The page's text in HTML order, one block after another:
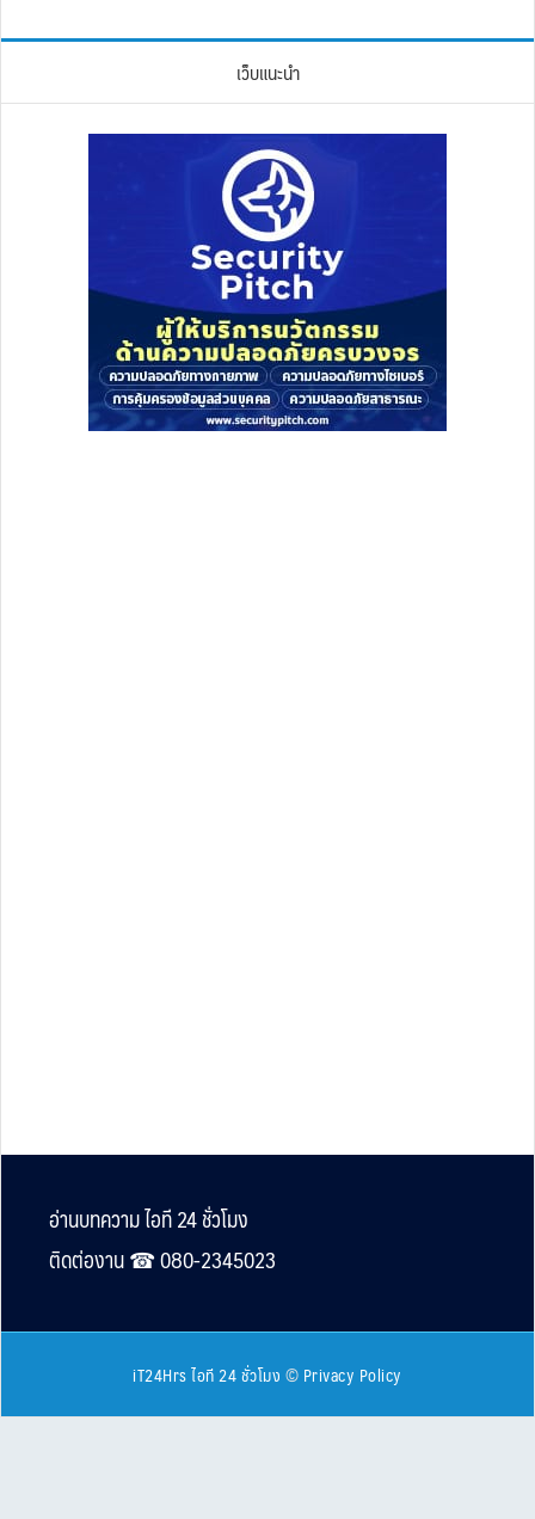
เว็บแนะนำ
Footer
อ่านบทความ ไอที 24 ชั่วโมง
ติดต่องาน ☎︎ 080-2345023
iT24Hrs ไอที 24 ชั่วโมง © Privacy Policy